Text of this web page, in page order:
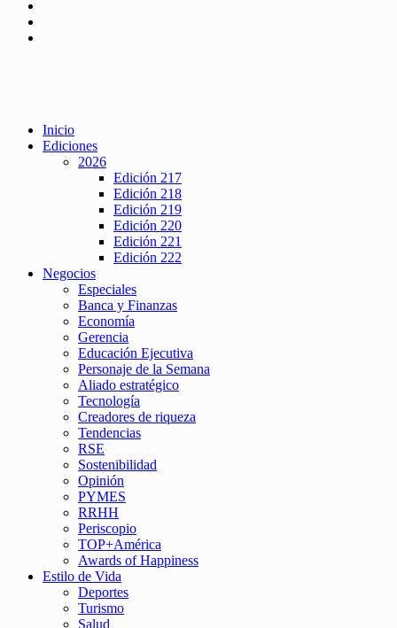
Inicio
Ediciones
2026
Edición 217
Edición 218
Edición 219
Edición 220
Edición 221
Edición 222
Negocios
Especiales
Banca y Finanzas
Economía
Gerencia
Educación Ejecutiva
Personaje de la Semana
Aliado estratégico
Tecnología
Creadores de riqueza
Tendencias
RSE
Sostenibilidad
Opinión
PYMES
RRHH
Periscopio
TOP+América
Awards of Happiness
Estilo de Vida
Deportes
Turismo
Salud